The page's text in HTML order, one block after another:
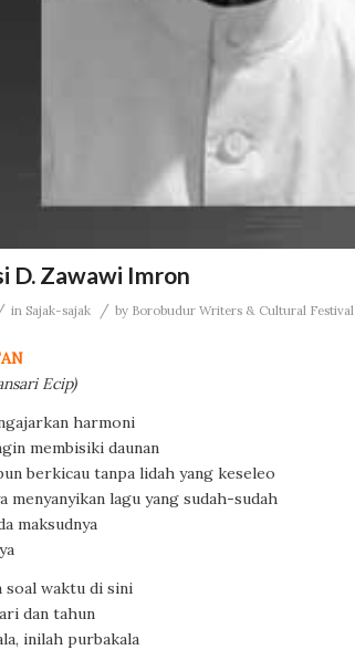
D. Zawawi Imron
/ in Sajak-sajak / by Borobudur Writers & Cultural Festival
Ecip)
harmoni
membisiki daunan
berkicau tanpa lidah yang keseleo
menyanyikan lagu yang sudah-sudah
maksudnya
soal waktu di sini
dan tahun
inilah purbakala